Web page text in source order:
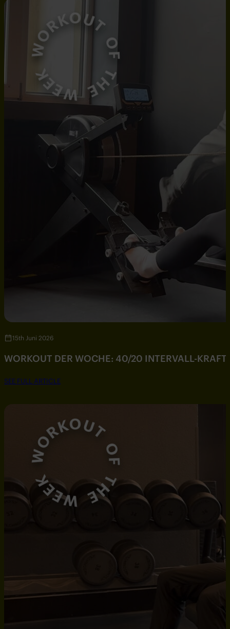
15th Juni 2026
WORKOUT DER WOCHE: 40/20 INTERVALL-
SEE FULL ARTICLE